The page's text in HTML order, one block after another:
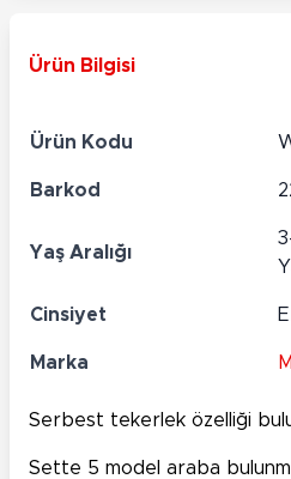
Ürün Bilgisi
Ürün Kodu
Barkod
Yaş Aralığı
Cinsiyet
Marka
Serbest tekerlek özelliği
Sette 5 model araba